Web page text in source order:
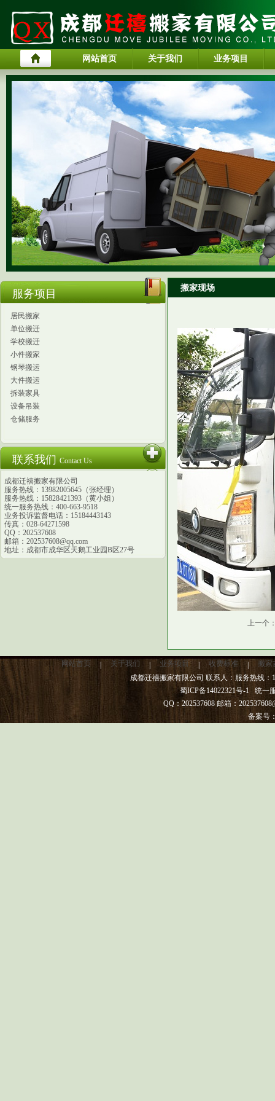
网站首页 关于我们 业务项目
服务项目
居民搬家
单位搬迁
学校搬迁
小件搬家
钢琴搬运
大件搬运
拆装家具
设备吊装
仓储服务
联系我们Contact Us
成都迁禧搬家有限公司
服务热线：13982005645（张经理）
服务热线：15828421393（黄小姐）
统一服务热线：400-663-9518
业务投诉监督电话：15184443143
传真：028-64271598
QQ：202537608
邮箱：202537608@qq.com
地址：成都市成华区天鹅工业园B区27号
搬家现场
上一个
网站首页 关于我们 业务项目 收费标准
搬家
成都迁禧搬家有限公司 联系人：服务热线：
蜀ICP备14022321号-1 统一
QQ：202537608 邮箱：
备案号